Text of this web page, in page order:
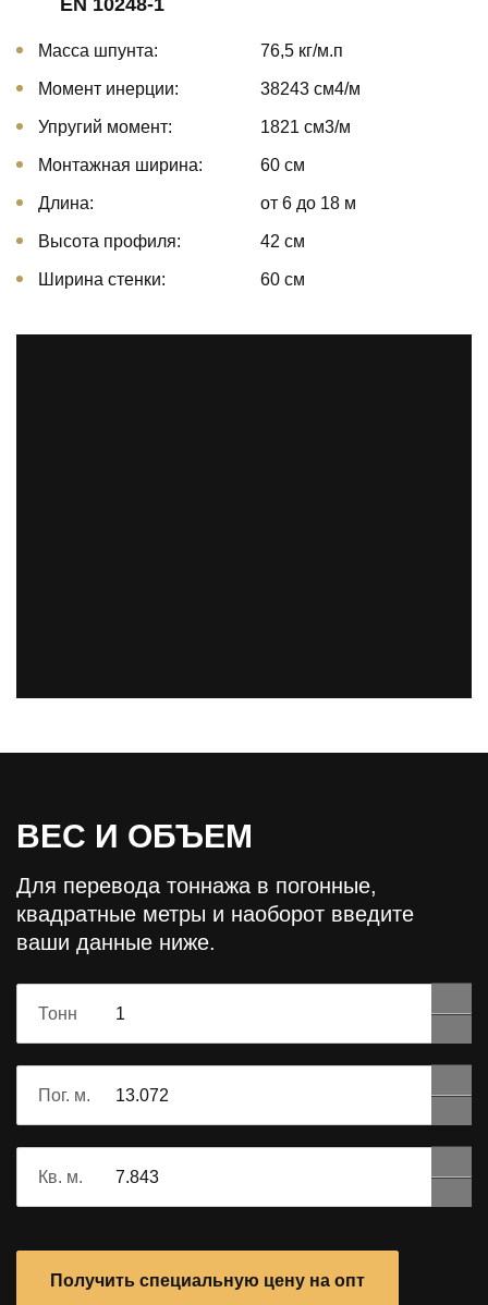
Масса шпунта: 76,5 кг/м.п
Момент инерции: 38243 cм4/м
Упругий момент: 1821 cм3/м
Монтажная ширина: 60 см
Длина: от 6 до 18 м
Высота профиля: 42 см
Ширина стенки: 60 см
ВЕС И ОБЪЕМ
Для перевода тоннажа в погонные,
квадратные метры и наоборот введите
ваши данные ниже.
Тонн
Пог. м.
Кв. м.
Получить специальную цену на опт